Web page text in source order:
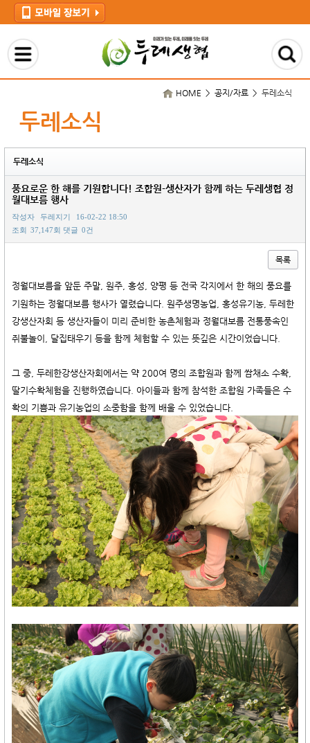
두레소식
HOME > 공지/자료 > 두레소식
두레소식
풍요로운 한 해를 기원합니다! 조합원-생산자가 함께 하는 두레생협 정
월대보름 행사
작성자 두레지기
16-02-22 18:50
조회 37,147회 댓글 0건
목록
본문
정월대보름을 앞둔 주말 원주, 홍성, 양평 등 전국 각지에서 한 해의 풍요를
기원하는 정월대보름 행사가 열렸습니다. 원주생명농업, 홍성유기농, 두레한
강생산자회 등 생산자들이 미리 준비한 농촌체험과 정월대보름 전통풍속인
쥐불놀이, 달집태우기 등을 함께 체험할 수 있는 뜻깊은 시간이었습니다.
그 중, 두레한강생산자회 ​에서는 약 200여 명의 조합원과 함께 쌈채소 수확,
딸기수확체험을 진행하였습니다. 아이들과 함께 참석한 조합원 가족들은 수
확의 기쁨과 유기농업의 소중함을 함께 배울 수 있었습니다.